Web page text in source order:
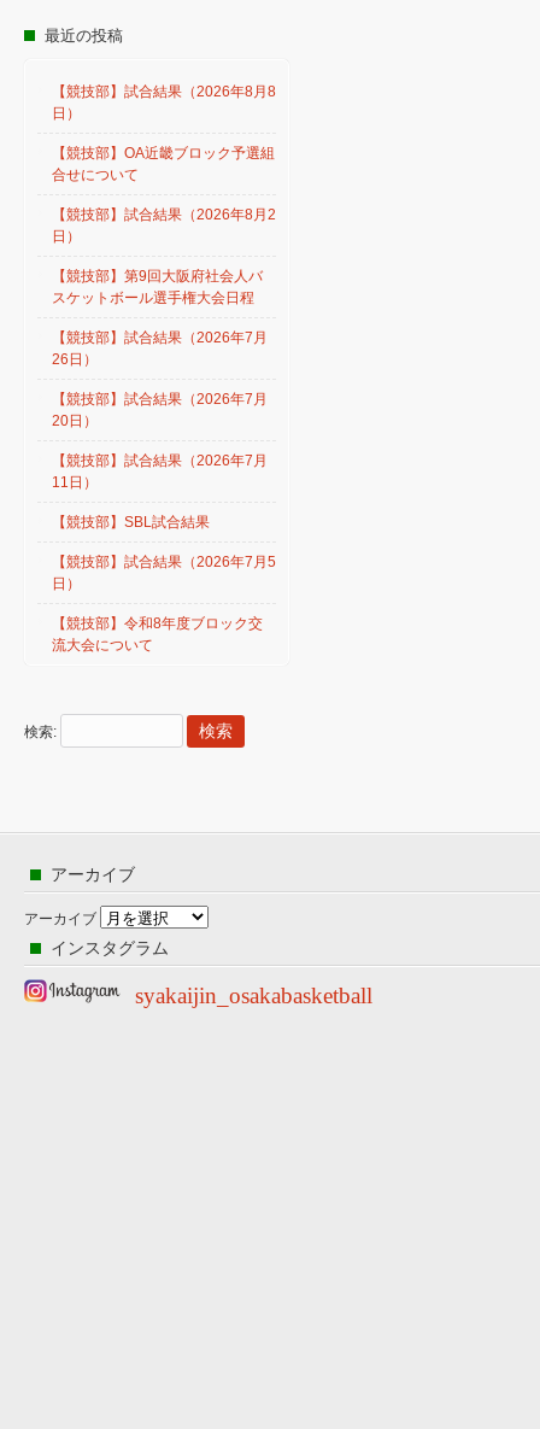
最近の投稿
【競技部】試合結果（2026年8月8
日）
【競技部】OA近畿ブロック予選組
合せについて
【競技部】試合結果（2026年8月2
日）
【競技部】第9回大阪府社会人バ
スケットボール選手権大会日程
【競技部】試合結果（2026年7月
26日）
【競技部】試合結果（2026年7月
20日）
【競技部】試合結果（2026年7月
11日）
【競技部】SBL試合結果
【競技部】試合結果（2026年7月5
日）
【競技部】令和8年度ブロック交
流大会について
検索:
アーカイブ
アーカイブ
インスタグラム
syakaijin_osakabasketball